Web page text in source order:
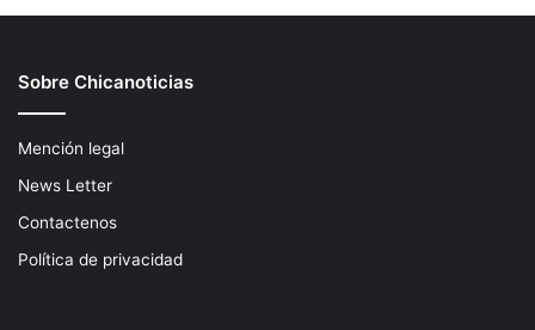
Sobre Chicanoticias
Mención legal
News Letter
Contactenos
Política de privacidad